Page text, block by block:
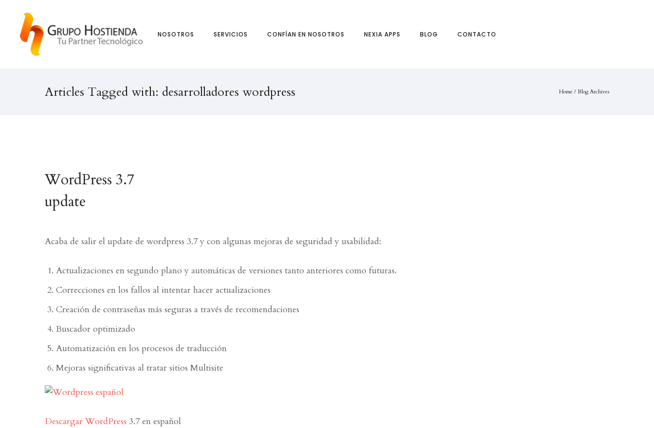
NOSOTROS SERVICIOS CONFÍAN EN NOSOTROS NEXIA APPS BLOG CONTACTO
Articles Tagged with: desarrolladores wordpress Home / Blog Archives
WordPress 3.7
update
Acaba de salir el update de wordpress 3.7 y con algunas mejoras de seguridad y usabilidad:
Actualizaciones en segundo plano y automáticas de versiones tanto anteriores como futuras.
Correcciones en los fallos al intentar hacer actualizaciones
Creación de contraseñas más seguras a través de recomendaciones
Buscador optimizado
Automatización en los procesos de traducción
Mejoras significativas al tratar sitios Multisite
Descargar WordPress 3.7 en español